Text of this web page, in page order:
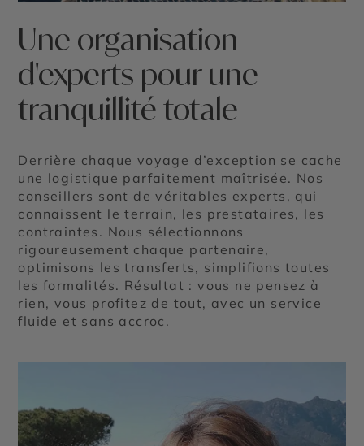
Une organisation
d'experts pour une
tranquillité totale
Derrière chaque voyage d’exception se cache
une logistique parfaitement maîtrisée. Nos
conseillers sont de véritables experts, qui
connaissent le terrain, les prestataires, les
contraintes. Nous sélectionnons
rigoureusement chaque partenaire,
optimisons les transferts, simplifions toutes
les formalités. Résultat : vous ne pensez à
rien, vous profitez de tout, avec un service
fluide et sans accroc.